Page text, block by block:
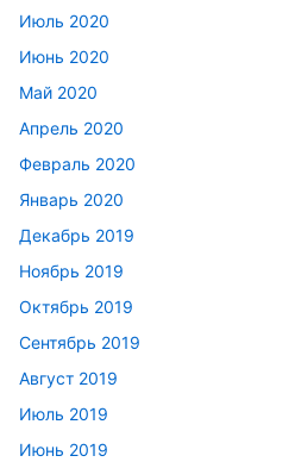
Июль 2020
Июнь 2020
Май 2020
Апрель 2020
Февраль 2020
Январь 2020
Декабрь 2019
Ноябрь 2019
Октябрь 2019
Сентябрь 2019
Август 2019
Июль 2019
Июнь 2019